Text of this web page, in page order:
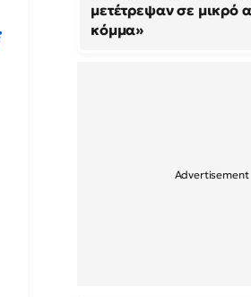
μετέτρεψαν σε μικρό
κόμμα»